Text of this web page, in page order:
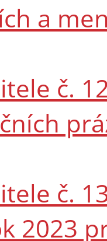
a
č.
č.
2023